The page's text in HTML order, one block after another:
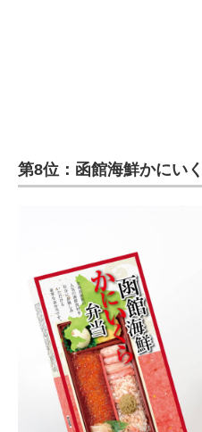
第8位：函館海鮮かにい